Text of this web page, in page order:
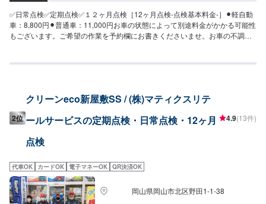
✅日常点検✅定期点検✅１２ヶ月点検［12ヶ月点検-点検基本料金-］⚫︎軽自動
車：8,800円⚫︎普通車：11,000円お車の状態によって別途料金がかかる可能性
もございます。ご希望の作業を予約欄にお書きくださいませ。お車の不調や
2位
クリーンeco新屋敷SS / (株)マティクスリテ
ールサービスの定期点検・日常点検・12ヶ月
点検
4.9(13件)
代車OK カードOK 電子マネーOK QR決済OK
岡山県岡山市北区野田1-1-38